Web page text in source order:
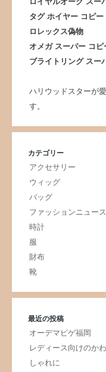
タグ ホイヤー コピー
ロレックス偽物
オメガ スーパー コピ
ブライトリング スー
ハリウッドスターが
す。
カテゴリー
アクセサリー
ウィッグ
バッグ
ファッションニュース
時計
服
財布
靴
最近の投稿
オーデマピゲ福岡
レディース向けのか
しゃれに